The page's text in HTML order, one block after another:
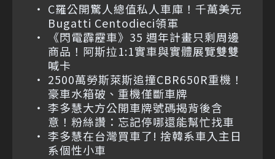
C羅公開驚人總值私人車庫！千萬美元
Bugatti Centodieci領軍
《閃電霹靂車》35 週年計畫只剩周邊
商品！阿斯拉1:1實車與實體展覽雙雙
喊卡
2500萬勞斯萊斯追撞CBR650R重機！
豪車水箱破、重機僅斷車牌
李多慧大方公開車牌號碼揭背後含
意！粉絲讚：忘記停哪還能幫忙找車
李多慧在台灣買車了! 捨韓系車入主日
系個性小車